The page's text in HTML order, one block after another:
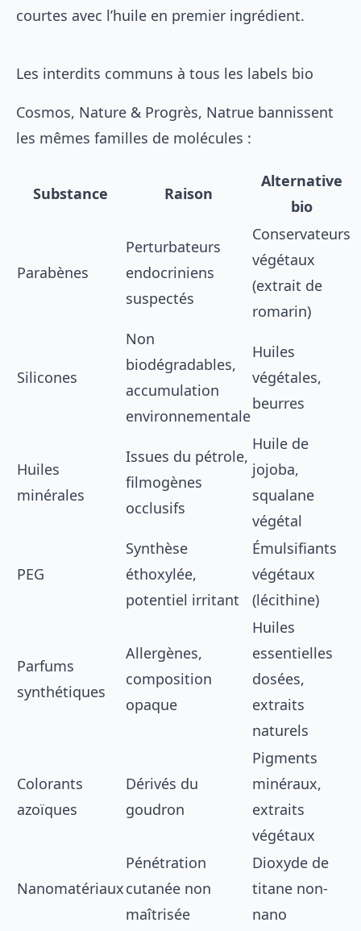
courtes avec l’huile en premier ingrédient.
Les interdits communs à tous les labels bio
Cosmos, Nature & Progrès, Natrue bannissent
les mêmes familles de molécules :
Substance Raison
Alternative
bio
Parabènes
Perturbateurs
endocriniens
suspectés
Conservateurs
végétaux
(extrait de
romarin)
Silicones
Non
biodégradables,
accumulation
environnementale
Huiles
végétales,
beurres
Huiles
minérales
Issues du pétrole,
filmogènes
occlusifs
Huile de
jojoba,
squalane
végétal
PEG
Synthèse
éthoxylée,
potentiel irritant
Émulsifiants
végétaux
(lécithine)
Parfums
synthétiques
Allergènes,
composition
opaque
Huiles
essentielles
dosées,
extraits
naturels
Colorants
azoïques
Dérivés du
goudron
Pigments
minéraux,
extraits
végétaux
Nanomatériaux
Pénétration
cutanée non
maîtrisée
Dioxyde de
titane non-
nano